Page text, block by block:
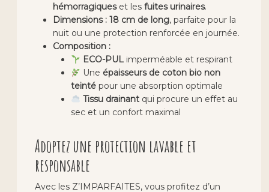
hémorragiqueset lesfuites urinaires.
Dimensions : 18 cm de long, parfaite pour la
nuit ou une protection renforcée en journée.
Composition :
ECO-PUL imperméable et respirant
Une épaisseurs de coton bio non
teinté pour une absorption optimale
Tissu drainant qui procure un effet au
sec et un confort maximal
Adoptez une protection lavable et
responsable
Avec les Z’IMPARFAITES, vous profitez d’un